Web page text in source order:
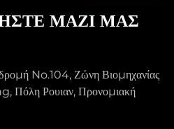
ΜΑΖΙ ΜΑΣ
No.104, Ζώνη Βιομηχανίας
Ρουιαν, Προνομιακή